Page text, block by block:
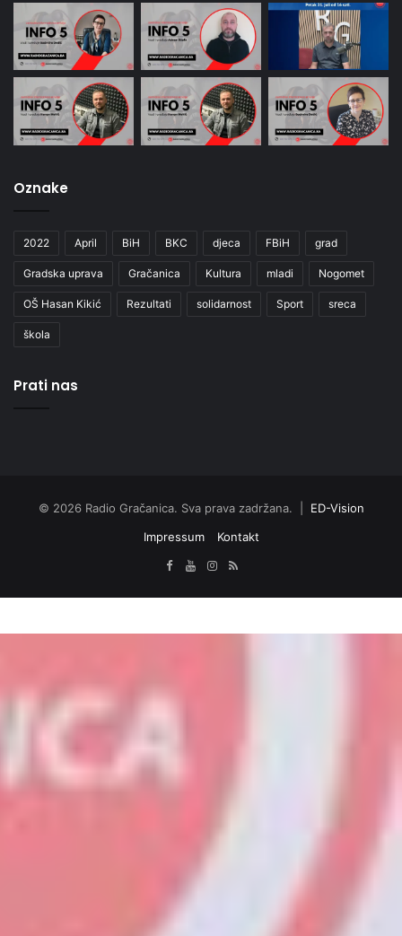
Oznake
2022 April BiH BKC djeca FBiH grad
Gradska uprava Gračanica Kultura mladi Nogomet
OŠ Hasan Kikić Rezultati solidarnost Sport sreca
škola
Prati nas
© 2026 Radio Gračanica. Sva prava zadržana. | ED-Vision
Impressum
Kontakt